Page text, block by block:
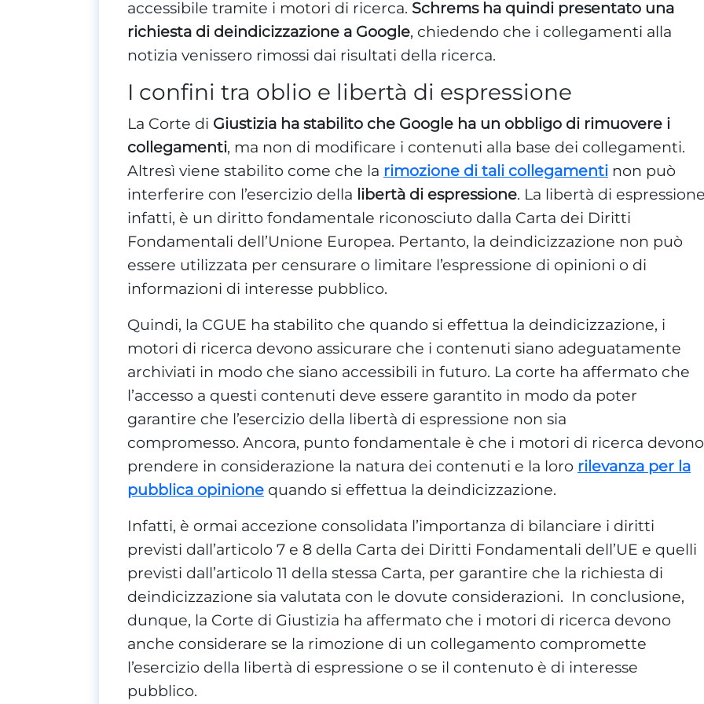
accessibile tramite i motori di ricerca. Schrems ha quindi presentato una
richiesta di deindicizzazione a Google, chiedendo che i collegamenti alla
notizia venissero rimossi dai risultati della ricerca.
I confini tra oblio e libertà di espressione
La Corte di Giustizia ha stabilito che Google ha un obbligo di rimuovere i
collegamenti, ma non di modificare i contenuti alla base dei collegamenti.
Altresì viene stabilito come che la rimozione di tali collegamenti non può
interferire con l’esercizio della libertà di espressione. La libertà di
infatti, è un diritto fondamentale riconosciuto dalla Carta dei Diritti
Fondamentali dell’Unione Europea. Pertanto, la deindicizzazione non può
essere utilizzata per censurare o limitare l’espressione di opinioni o di
informazioni di interesse pubblico.
Quindi, la CGUE ha stabilito che quando si effettua la deindicizzazione, i
motori di ricerca devono assicurare che i contenuti siano adeguatamente
archiviati in modo che siano accessibili in futuro. La corte ha affermato che
l’accesso a questi contenuti deve essere garantito in modo da poter
garantire che l’esercizio della libertà di espressione non sia
compromesso. Ancora, punto fondamentale è che i motori di ricerca devono
prendere in considerazione la natura dei contenuti e la loro rilevanza per la
pubblica opinione quando si effettua la deindicizzazione.
Infatti, è ormai accezione consolidata l’importanza di bilanciare i diritti
previsti dall’articolo 7 e 8 della Carta dei Diritti Fondamentali dell’UE e quelli
previsti dall’articolo 11 della stessa Carta, per garantire che la richiesta di
deindicizzazione sia valutata con le dovute considerazioni. In conclusione,
dunque, la Corte di Giustizia ha affermato che i motori di ricerca devono
anche considerare se la rimozione di un collegamento compromette
l’esercizio della libertà di espressione o se il contenuto è di interesse
pubblico.